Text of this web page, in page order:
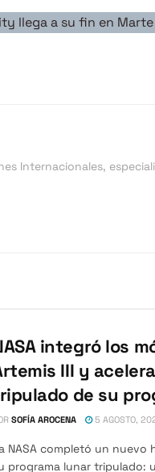
llega a su fin en Marte
Internacionales,
integró los
III y
de su
SOFÍA AROCENA 5 AGOSTO,
NASA completó un nuevo
programa lunar tripulado: